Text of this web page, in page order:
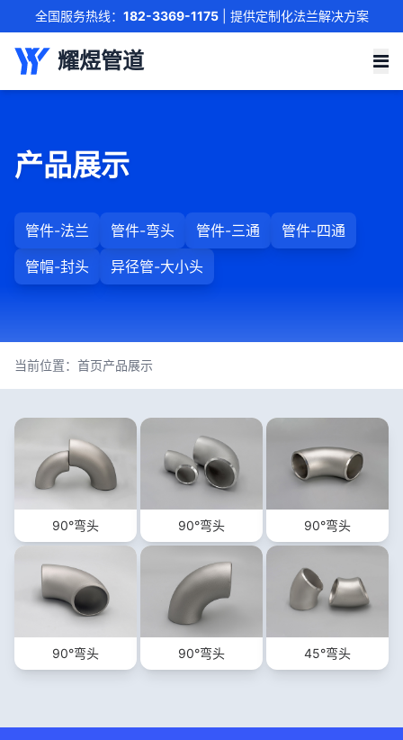
全国服务热线： 182-3369-1175| 提供定制化法兰解决方案
耀煜管道
联系我们
产品展示
管件-法兰 管件-弯头 管件-三通
管件-四通
管帽-封头
异径管-大小头
当前位置： 首页产品展示
90°弯头 90°弯头 90°弯头
90°弯头 90°弯头 45°弯头